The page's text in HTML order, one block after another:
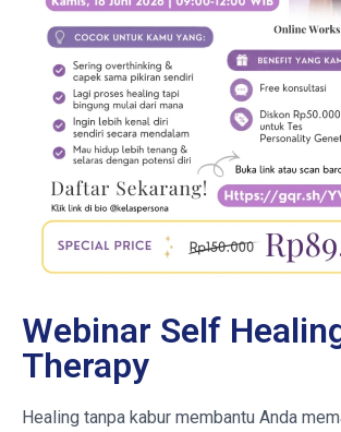
Webinar Self
Therapy
Healing tanpa kabur membantu Anda